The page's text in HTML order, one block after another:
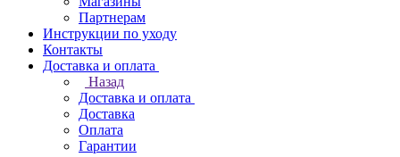
Партнерам
Инструкции по уходу
Контакты
Доставка и оплата
Назад
Доставка и оплата
Доставка
Оплата
Гарантии